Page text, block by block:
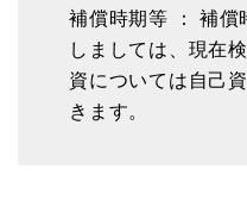
補償時期等 ： 補償
しましては、現在
資については自己
きます。